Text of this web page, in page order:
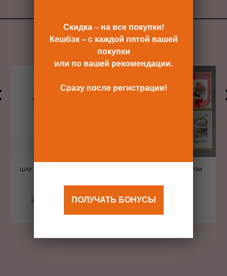
ШАР ШЕЛКОГРАФИЯ СЕРДЦА
240 Р
ОТКРЫТКА С КОНВЕРТОМ
480 Р
Скидка – на все покупки!
Кешбэк – с каждой пятой вашей
покупки
или по вашей рекомендации.
Сразу после регистрации!
ПОЛУЧАТЬ БОНУСЫ